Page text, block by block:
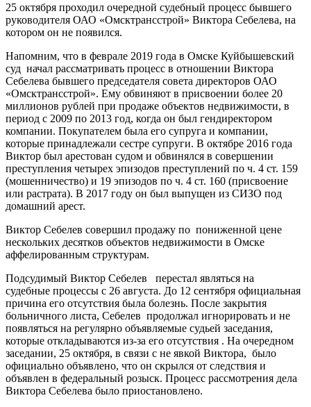
25 октября проходил очередной судебный процесс бывшего
руководителя ОАО «Омсктрансстрой» Виктора Себелева, на
котором он не появился.
Напомним, что в феврале 2019 года в Омске Куйбышевский
суд начал рассматривать процесс в отношении Виктора
Себелева бывшего председателя совета директоров ОАО
«Омсктрансстрой». Ему обвиняют в присвоении более 20
миллионов рублей при продаже объектов недвижимости, в
период с 2009 по 2013 год, когда он был гендиректором
компании. Покупателем была его супруга и компании,
которые принадлежали сестре супруги. В октябре 2016 года
Виктор был арестован судом и обвинялся в совершении
преступления четырех эпизодов преступлений по ч. 4 ст. 159
(мошенничество) и 19 эпизодов по ч. 4 ст. 160 (присвоение
или растрата). В 2017 году он был выпущен из СИЗО под
домашний арест.
Виктор Себелев совершил продажу по пониженной цене
нескольких десятков объектов недвижимости в Омске
аффелированным структурам.
Подсудимый Виктор Себелев перестал являться на
судебные процессы с 26 августа. До 12 сентября официальная
причина его отсутствия была болезнь. После закрытия
больничного листа, Себелев продолжал игнорировать и не
появляться на регулярно объявляемые судьей заседания,
которые откладываются из-за его отсутствия . На очередном
заседании, 25 октября, в связи с не явкой Виктора, было
официально объявлено, что он скрылся от следствия и
объявлен в федеральный розыск. Процесс рассмотрения дела
Виктора Себелева было приостановлено.